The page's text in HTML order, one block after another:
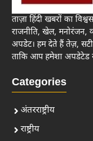
ताज़ा हिंदी खबरों का
राजनीति, खेल, मनोरंजन,
अपडेट। हम देते हैं तेज़,
ताकि आप हमेशा अपडेटेड
Categories
अंतरराष्ट्रीय
राष्ट्रीय